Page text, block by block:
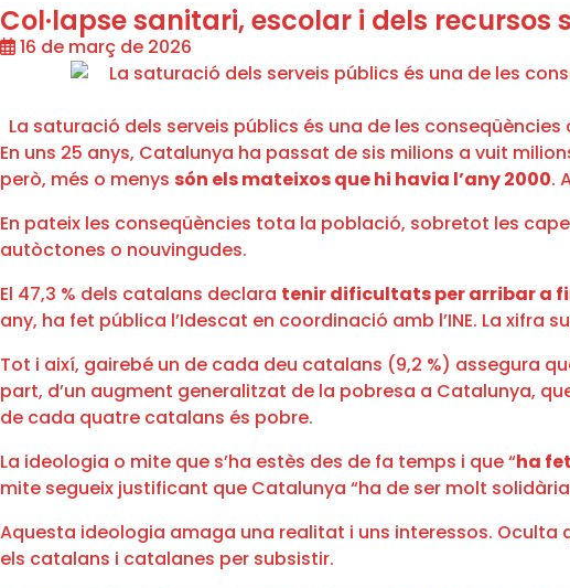
Col·lapse sanitari, escolar i dels
16 de març de 2026
La saturació dels serveis públics és una de les
En uns 25 anys, Catalunya ha passat de sis milions a vuit
però, més o menys són els mateixos que hi havia l’any 2000.
En pateix les conseqüències tota la població, sobretot les
autòctones o nouvingudes.
El 47,3 % dels catalans declara tenir dificultats per arribar a
any, ha fet pública l’Idescat en coordinació amb l’INE. La
Tot i així, gairebé un de cada deu catalans (9,2 %) assegura
part, d’un augment generalitzat de la pobresa a Catalunya,
de cada quatre catalans és pobre.
La ideologia o mite que s’ha estès des de fa temps i que “ha
mite segueix justificant que Catalunya “ha de ser molt
Aquesta ideologia amaga una realitat i uns interessos. Oculta
els catalans i catalanes per subsistir.